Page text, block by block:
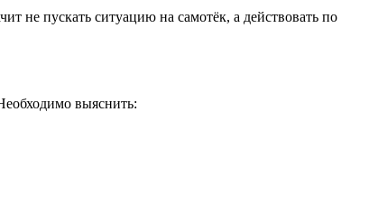
не пускать ситуацию на самотёк, а действовать по
выяснить: